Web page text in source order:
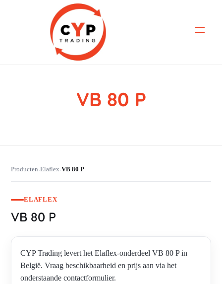
VB 80 P
Producten›Elaflex›VB 80 P
ELAFLEX
VB 80 P
CYP Trading levert het Elaflex-onderdeel VB 80 P in
België. Vraag beschikbaarheid en prijs aan via het
onderstaande contactformulier.